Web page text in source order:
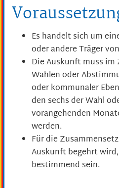
Es handelt sich um
oder andere Träger
Die Auskunft muss
Wahlen oder
oder kommunaler
den sechs der Wahl
vorangehenden
werden.
Für die
Auskunft begehrt
bestimmend sein.